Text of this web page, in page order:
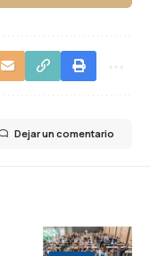
Dejar un comentario